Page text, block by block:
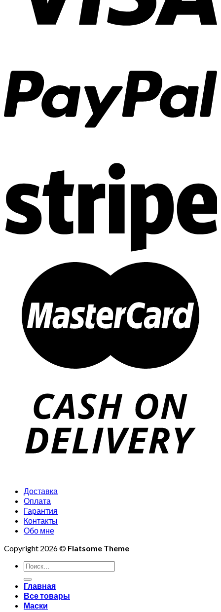
Доставка
Оплата
Гарантия
Контакты
Обо мне
Copyright 2026 © Flatsome Theme
Искать:
Главная
Все товары
Маски